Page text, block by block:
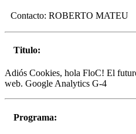
Contacto: ROBERTO MATEU
Titulo:
Adiós Cookies, hola FloC! El
web. Google Analytics G-4
Programa: